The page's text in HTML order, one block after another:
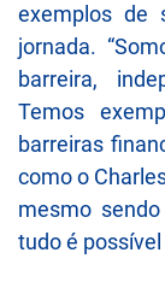
exemplos de
jornada.
barreira,
Temos
barreiras
como o
mesmo
tudo é